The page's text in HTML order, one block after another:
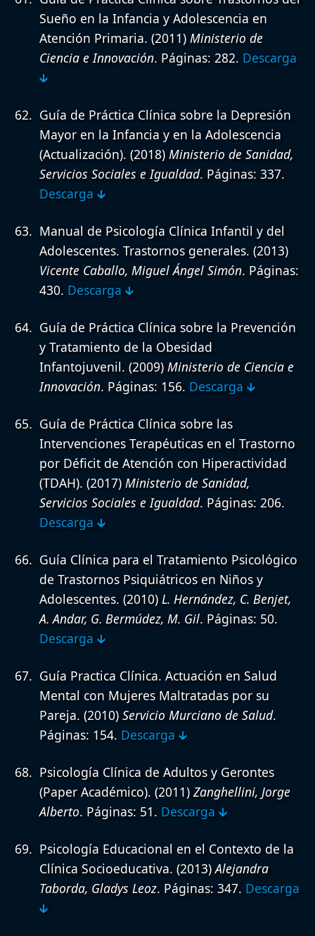
Sueño en la Infancia y Adolescencia en
Atención Primaria. (2011) Ministerio de
Ciencia e Innovación. Páginas: 282. Descarga
🡳
Guía de Práctica Clínica sobre la Depresión
Mayor en la Infancia y en la Adolescencia
(Actualización). (2018) Ministerio de Sanidad,
Servicios Sociales e Igualdad. Páginas: 337.
Descarga 🡳
Manual de Psicología Clínica Infantil y del
Adolescentes. Trastornos generales. (2013)
Vicente Caballo, Miguel Ángel Simón. Páginas:
430. Descarga 🡳
Guía de Práctica Clínica sobre la Prevención
y Tratamiento de la Obesidad
Infantojuvenil. (2009) Ministerio de Ciencia e
Innovación. Páginas: 156. Descarga 🡳
Guía de Práctica Clínica sobre las
Intervenciones Terapéuticas en el Trastorno
por Déficit de Atención con Hiperactividad
(TDAH). (2017) Ministerio de Sanidad,
Servicios Sociales e Igualdad. Páginas: 206.
Descarga 🡳
Guía Clínica para el Tratamiento Psicológico
de Trastornos Psiquiátricos en Niños y
Adolescentes. (2010) L. Hernández, C. Benjet,
A. Andar, G. Bermúdez, M. Gil. Páginas: 50.
Descarga 🡳
Guía Practica Clínica. Actuación en Salud
Mental con Mujeres Maltratadas por su
Pareja. (2010) Servicio Murciano de Salud.
Páginas: 154. Descarga 🡳
Psicología Clínica de Adultos y Gerontes
(Paper Académico). (2011) Zanghellini, Jorge
Alberto. Páginas: 51. Descarga 🡳
Psicología Educacional en el Contexto de la
Clínica Socioeducativa. (2013)Alejandra
Taborda, Gladys Leoz. Páginas: 347. Descarga
🡳